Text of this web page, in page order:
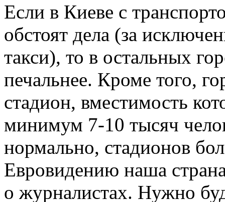
Если в Киеве с
обстоят дела (за
такси), то в остальных
печальнее. Кроме того,
стадион, вместимость
минимум 7-10 тысяч
нормально, стадионов
Евровидению наша
о журналистах. Нужно